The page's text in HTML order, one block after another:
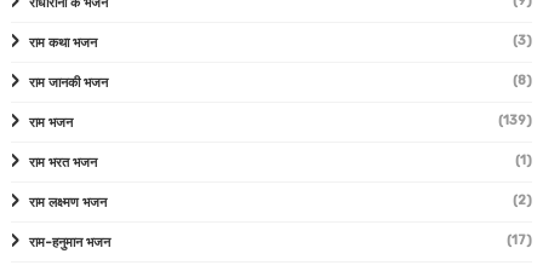
राम कथा भजन (3)
राम जानकी भजन (8)
राम भजन (139)
राम भरत भजन (1)
राम लक्ष्मण भजन (2)
राम-हनुमान भजन (17)